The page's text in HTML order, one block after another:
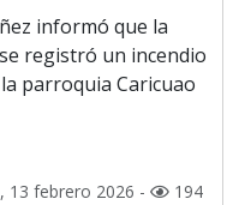
informó que la
registró un incendio
parroquia Caricuao
13 febrero 2026 - 194